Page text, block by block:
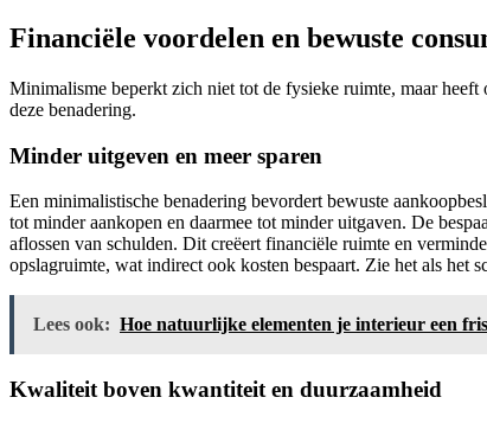
Financiële voordelen en bewuste
Minimalisme beperkt zich niet tot de fysieke ruimte, maar
deze benadering.
Minder uitgeven en meer sparen
Een minimalistische benadering bevordert bewuste
tot minder aankopen en daarmee tot minder uitgaven. De
aflossen van schulden. Dit creëert financiële ruimte en
opslagruimte, wat indirect ook kosten bespaart. Zie het als het
Lees ook: Hoe natuurlijke elementen je interieur een
Kwaliteit boven kwantiteit en duurzaamheid